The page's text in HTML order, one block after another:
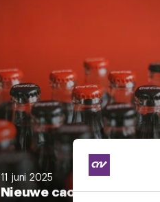
11 juni 2025
Nieuwe cao Coca Cola